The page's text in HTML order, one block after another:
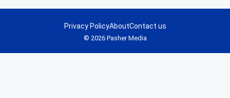
© 2026 Pasher Media
Privacy PolicyAboutContact us